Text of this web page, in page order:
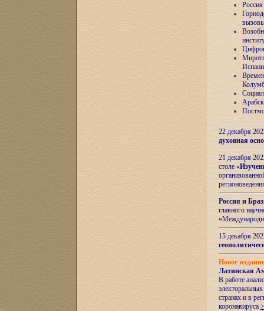
22 декабря
духовная
21 декабря
столе
Россия и
главного
15 декабря
Новое
Латинская
В работе
странах и в
коронавируса